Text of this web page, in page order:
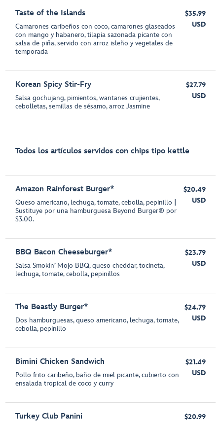
Taste of the Islands
Camarones caribeños con coco, camarones glaseados
con mango y habanero, tilapia sazonada picante con
salsa de piña, servido con arroz isleño y vegetales de
temporada
$35.99
USD
Korean Spicy Stir-Fry
Salsa gochujang, pimientos, wantanes crujientes,
cebolletas, semillas de sésamo, arroz Jasmine
$27.79
USD
Todos los artículos servidos con chips tipo kettle
Amazon Rainforest Burger*
Queso americano, lechuga, tomate, cebolla, pepinillo |
Sustituye por una hamburguesa Beyond Burger® por
$3.00.
$20.49
USD
BBQ Bacon Cheeseburger*
Salsa Smokin’ Mojo BBQ, queso cheddar, tocineta,
lechuga, tomate, cebolla, pepinillos
$23.79
USD
The Beastly Burger*
Dos hamburguesas, queso americano, lechuga, tomate,
cebolla, pepinillo
$24.79
USD
Bimini Chicken Sandwich
Pollo frito caribeño, baño de miel picante, cubierto con
ensalada tropical de coco y curry
$21.49
USD
Turkey Club Panini $20.99